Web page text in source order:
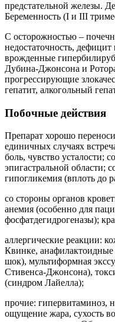
предстательной железы.
Беременность (I и III
С осторожностью –
недостаточность,
врожденные
Дубина-Джонсона и
прогрессирующие
гепатит, алкогольный
Побочные действия
Препарат хорошо
единичных случаях
боль, чувство усталости;
эпигастральной области;
гипогликемия (вплоть до
со стороны органов
анемия (особенно для
фосфатдегидрогеназы);
аллергические реакции:
Квинке, анафилактоидные
шок), мультиформная
Стивенса-Джонсона),
(синдром Лайелла);
прочие: гипервитаминоз,
ощущение жара, сухость